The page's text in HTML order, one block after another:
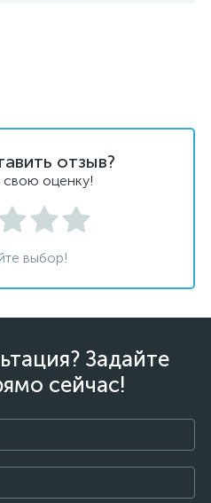
отзыв?
свою оценку!
выбор!
Задайте
сейчас!